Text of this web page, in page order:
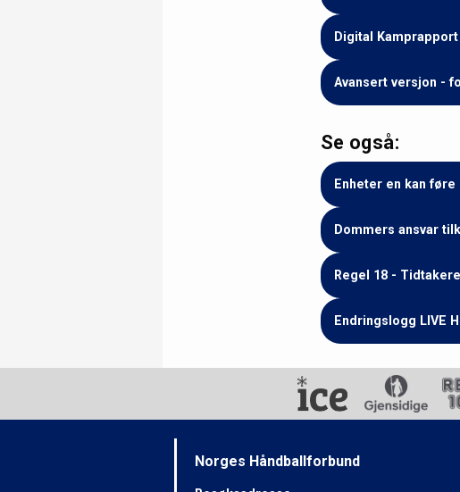
Digital
Avansert versjon -
Se også:
Enheter en kan føre
Dommers ansvar
Regel 18 -
Endringslogg LIVE
Norges Håndballforbund